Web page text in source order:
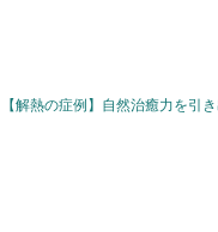
【解熱の症例】自然治癒力を引